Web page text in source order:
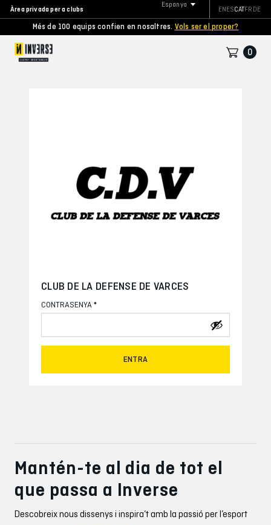
Àrea privada per a clubs
Més de 100 equips confien en nosaltres. Vols ser el proper?
Espanya
ENESCATFR DE
0
CLUB DE LA DEFENSE DE VARCES
CONTRASENYA *
ENTRA
Mantén-te al dia de tot el
que passa a Inverse
Descobreix nous dissenys i inspira’t amb la passió per l’esport